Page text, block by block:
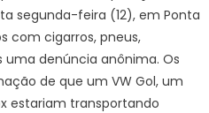
segunda-feira (12), em Ponta
com cigarros, pneus,
denúncia anônima. Os
de que um VW Gol, um
estariam transportando